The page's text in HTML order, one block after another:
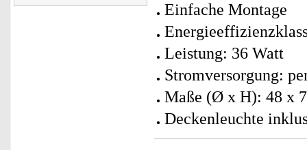
Einfache Montage
Leistung: 36 Watt
Stromversorgung:
Maße (Ø x H): 48 x
Deckenleuchte